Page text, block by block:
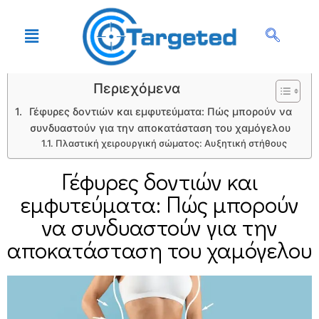
Περιεχόμενα
Γέφυρες δοντιών και εμφυτεύματα: Πώς μπορούν να
συνδυαστούν για την αποκατάσταση του χαμόγελου
Πλαστική χειρουργική σώματος: Αυξητική στήθους
Γέφυρες δοντιών και
εμφυτεύματα: Πώς μπορούν
να συνδυαστούν για την
αποκατάσταση του χαμόγελου